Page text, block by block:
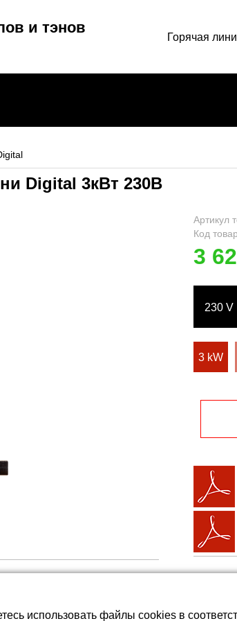
и тэнов
Горячая
LiFePO4
Digital 3кВт 230В
Артикул
Код
3
230 V
3 kW
использовать файлы cookies в